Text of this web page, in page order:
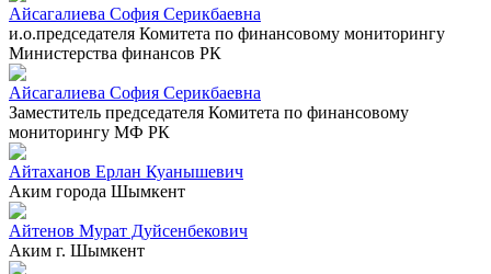
Айсагалиева София Серикбаевна
и.о.председателя Комитета по финансовому мониторингу
Министерства финансов РК
Айсагалиева София Серикбаевна
Заместитель председателя Комитета по финансовому
мониторингу МФ РК
Айтаханов Ерлан Куанышевич
Аким города Шымкент
Айтенов Мурат Дуйсенбекович
Аким г. Шымкент